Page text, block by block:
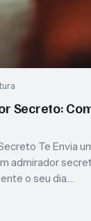
Secreto:
Te Envia
admirador
o seu dia.…